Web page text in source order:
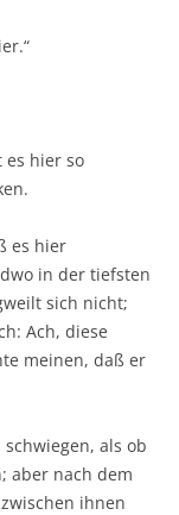
es hier so
es hier
in der tiefsten
sich nicht;
Ach, diese
meinen, daß er
als ob
aber nach dem
ihnen